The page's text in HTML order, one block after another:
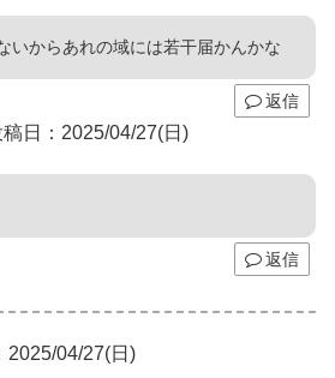
いからあれの域には若干届かんかな
返信
稿日：2025/04/27(日)
返信
2025/04/27(日)